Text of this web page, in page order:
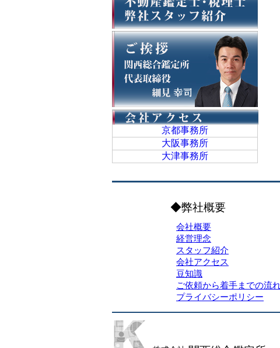
京都事務所
大阪事務所
大津事務所
◆弊社概要
会社概要
経営理念
スタッフ紹介
会社アクセス
豆知識
ご依頼から着手までの流
プライバシーポリシー